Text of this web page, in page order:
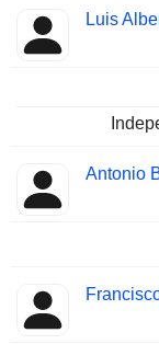
Luis
Antonio